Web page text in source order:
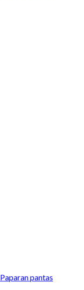
Paparan pantas